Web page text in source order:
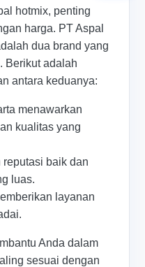
hotmix, penting
harga. PT Aspal
dua brand yang
Berikut adalah
antara keduanya:
menawarkan
kualitas yang
baik dan
luas.
layanan
Anda dalam
sesuai dengan